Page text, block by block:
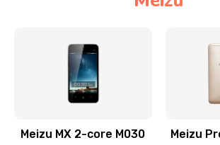
Замена корпуса
Meizu MX 2-core M030 Meizu